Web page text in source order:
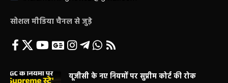
सोशल मीडिया चैनल से जुड़े
यूजीसी के नए नियमों पर सुप्रीम कोर्ट की रोक